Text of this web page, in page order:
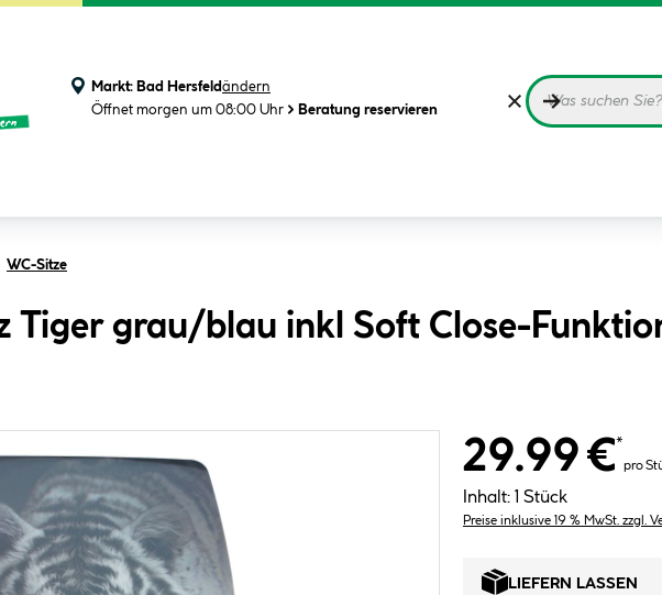
Markt: Bad Hersfeldändern
Öffnet morgen um 08:00 Uhr
Beratung reservieren
WC-Sitze
Tiger grau/blau inkl Soft Close-
29.99 €*
pro
Inhalt: 1 Stück
Preise inklusive 19 % MwSt. zzgl.
LIEFERN LASSEN